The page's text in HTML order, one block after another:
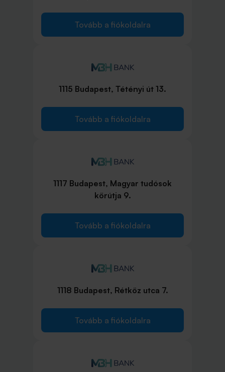
Tovább a fiókoldalra
1115 Budapest, Tétényi út 13.
Tovább a fiókoldalra
1117 Budapest, Magyar tudósok
körútja 9.
Tovább a fiókoldalra
1118 Budapest, Rétköz utca 7.
Tovább a fiókoldalra